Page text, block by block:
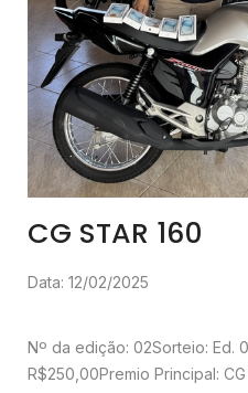
CG STAR 160
Data: 12/02/2025
Nº da edição: 02Sorteio: Ed.
R$250,00Premio Principal: CG